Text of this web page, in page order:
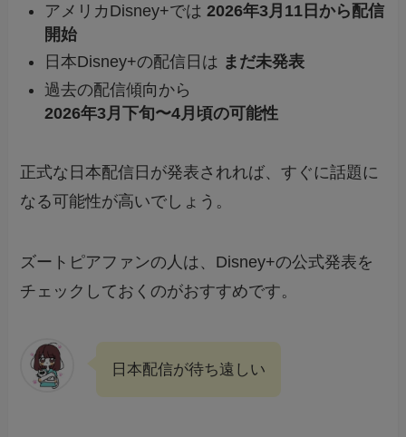
アメリカDisney+では2026年3月11日から配信
開始
日本Disney+の配信日は まだ未発表
過去の配信傾向から
2026年3月下旬〜4月頃の可能性
正式な日本配信日が発表されれば、すぐに話題に
なる可能性が高いでしょう。
ズートピアファンの人は、Disney+の公式発表を
チェックしておくのがおすすめです。
日本配信が待ち遠しい